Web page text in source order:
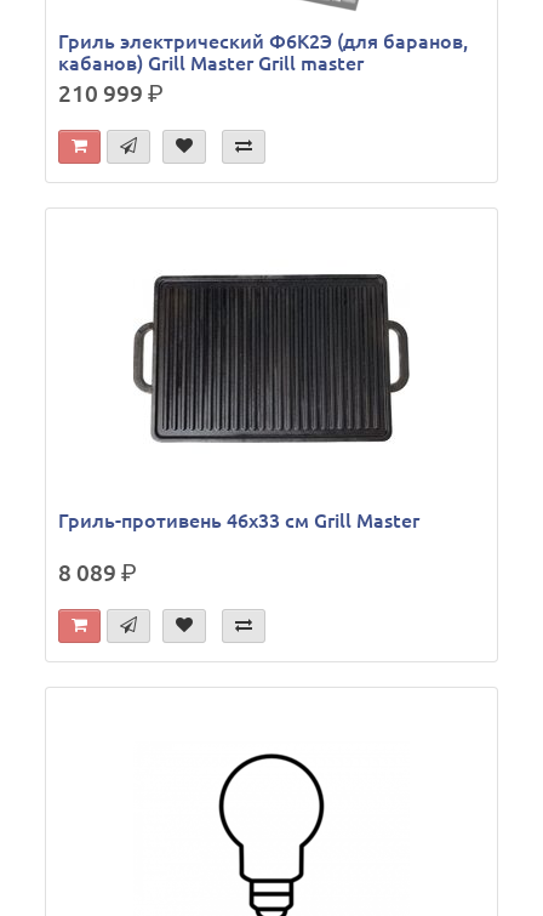
Гриль электрический Ф6К2Э (для баранов,
кабанов) Grill Master Grill master
210 999р.
Гриль-противень 46х33 см Grill Master
8 089р.